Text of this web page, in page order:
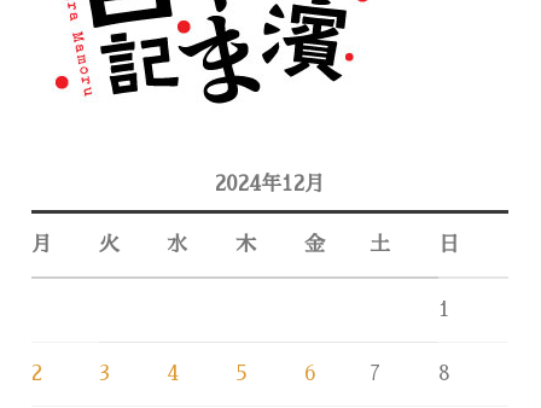
2024年12月
月 火 水 木 金 土 日
1
2 3 4 5 6 7 8